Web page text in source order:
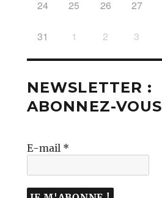
24 25 26 27
31 1 2 3
NEWSLETTER :
ABONNEZ-VOUS
E-mail *